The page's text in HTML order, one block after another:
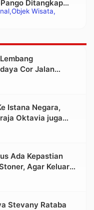
Objek Wisata
Ditangkap
Cor Jalan
Istana Negara,
Oktavia juga
Mahasiswa
Ada Kepastian
Agar Keluarga
dan
Stevany Rataba